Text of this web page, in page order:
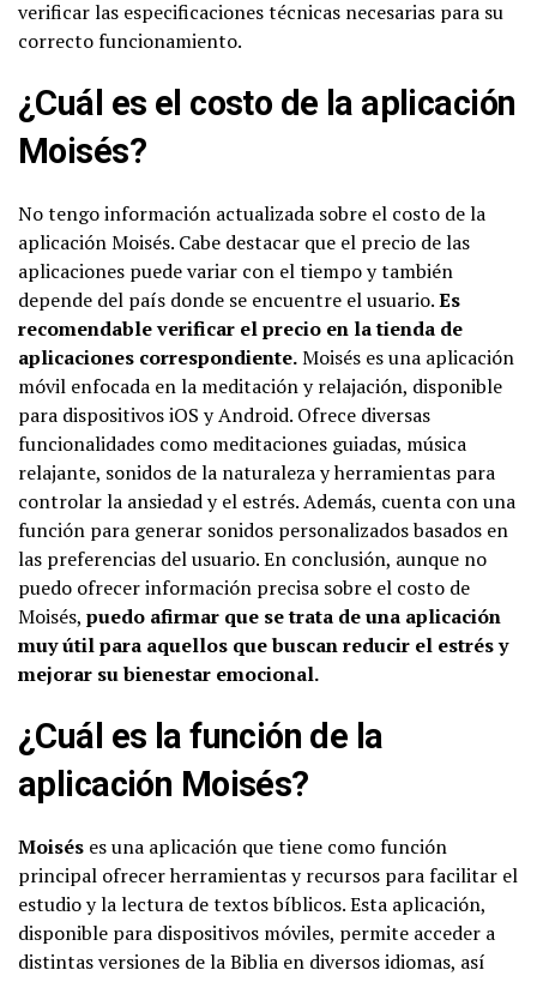
verificar las especificaciones técnicas necesarias para su
correcto funcionamiento.
¿Cuál es el costo de la aplicación
Moisés?
No tengo información actualizada sobre el costo de la
aplicación Moisés. Cabe destacar que el precio de las
aplicaciones puede variar con el tiempo y también
depende del país donde se encuentre el usuario.Es
recomendable verificar el precio en la tienda de
aplicaciones correspondiente.Moisés es una aplicación
móvil enfocada en la meditación y relajación, disponible
para dispositivos iOS y Android. Ofrece diversas
funcionalidades como meditaciones guiadas, música
relajante, sonidos de la naturaleza y herramientas para
controlar la ansiedad y el estrés. Además, cuenta con una
función para generar sonidos personalizados basados en
las preferencias del usuario. En conclusión, aunque no
puedo ofrecer información precisa sobre el costo de
Moisés, puedo afirmar que se trata de una aplicación
muy útil para aquellos que buscan reducir el estrés y
mejorar su bienestar emocional.
¿Cuál es la función de la
aplicación Moisés?
Moisés es una aplicación que tiene como función
principal ofrecer herramientas y recursos para facilitar el
estudio y la lectura de textos bíblicos. Esta aplicación,
disponible para dispositivos móviles, permite acceder a
distintas versiones de la Biblia en diversos idiomas, así